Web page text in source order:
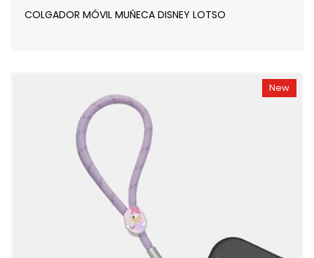
COLGADOR MÓVIL MUÑECA DISNEY LOTSO
New